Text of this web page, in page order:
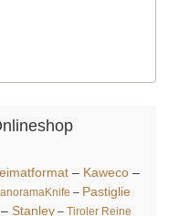
– Kaweco –
– Pastiglie
– Stanley – Tiroler Reine